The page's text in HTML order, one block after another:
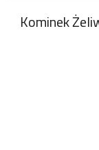
Kominek